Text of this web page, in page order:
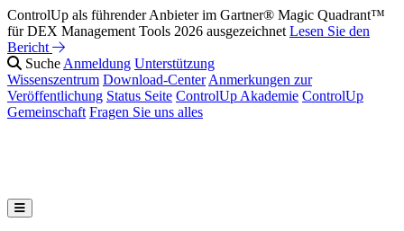
ControlUp als führender Anbieter im Gartner® Magic Quadrant™
für DEX Management Tools 2026 ausgezeichnet Lesen Sie den
Bericht
Suche Anmeldung Unterstützung
Wissenszentrum Download-Center Anmerkungen zur
Veröffentlichung Status Seite ControlUp Akademie ControlUp
Gemeinschaft Fragen Sie uns alles